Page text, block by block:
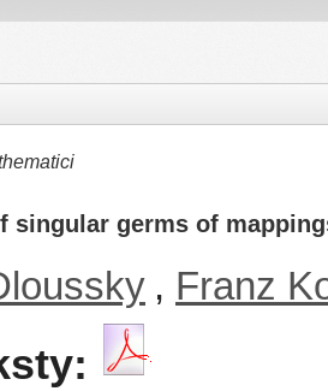
singular germs of
, Franz